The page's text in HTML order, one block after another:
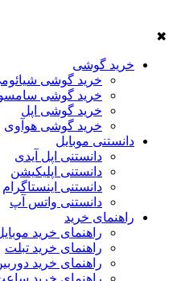
✖
خرید گوشی
خرید گوشی
خرید گوشی
خرید گوشی اپل
خرید گوشی هوآوی
دانستنی موبایل
دانستنی اپل آیدی
دانستنی اپلیکیشن
دانستنی اینستاگرام
دانستنی واتس آپ
راهنمای خرید
راهنمای خرید
راهنمای خرید تبلت
راهنمای خرید
راهنمای خرید